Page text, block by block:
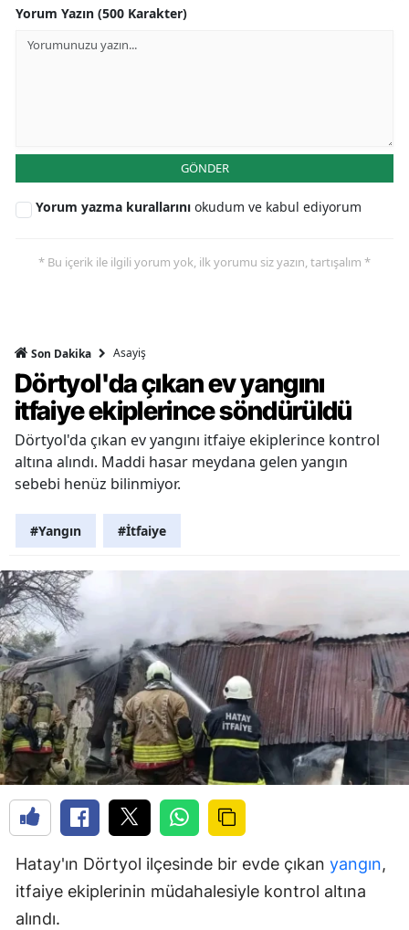
Yorum Yazın (500 Karakter)
GÖNDER
Yorum yazma kurallarını okudum ve kabul ediyorum
* Bu içerik ile ilgili yorum yok, ilk yorumu siz yazın, tartışalım *
Son Dakika Asayiş
Dörtyol'da çıkan ev yangını
itfaiye ekiplerince söndürüldü
Dörtyol'da çıkan ev yangını itfaiye ekiplerince kontrol
altına alındı. Maddi hasar meydana gelen yangın
sebebi henüz bilinmiyor.
#Yangın #İtfaiye
Hatay'ın Dörtyol ilçesinde bir evde çıkan yangın,
itfaiye ekiplerinin müdahalesiyle kontrol altına
alındı.